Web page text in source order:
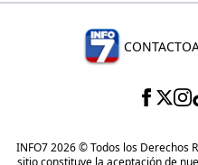
CONTACTO
INFO7 2026 © Todos los Derechos